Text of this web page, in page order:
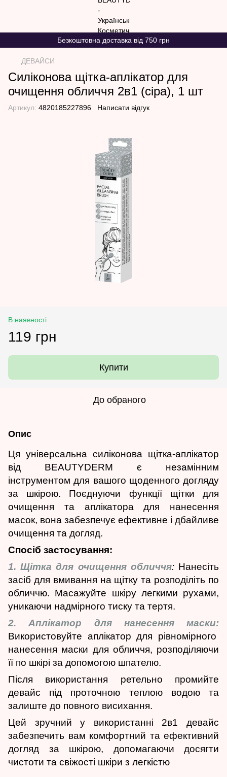
Безкоштовна доставка від 750 грн
ДЕВАЙСИ
Силіконова щітка-аплікатор для
очищення обличчя 2в1 (сіра), 1 шт
Артикул: 4820185227896 Написати відгук
В наявності
119 грн
Купити
До обраного
Опис
Ця універсальна силіконова щітка-аплікатор
від BEAUTYDERM є незамінним
інструментом для вашого щоденного догляду
за шкірою. Поєднуючи функції щітки для
очищення та аплікатора для нанесення
масок, вона забезпечує ефективне і дбайливе
очищення та догляд.
Спосіб застосування:
1. Щітка для очищення обличчя:Нанесіть
засіб для вмивання на щітку та розподіліть по
обличчю. Масажуйте шкіру легкими рухами,
уникаючи надмірного тиску та тертя.
2. Аплікатор для нанесення маски:
Використовуйте аплікатор для рівномірного
нанесення маски для обличчя, розподіляючи
її по шкірі за допомогою шпателю.
Після використання ретельно промийте
девайс під проточною теплою водою та
залиште до повного висихання.
Цей зручний у використанні 2в1 девайс
забезпечить вам комфортний та ефективний
догляд за шкірою, допомагаючи досягти
чистоти та свіжості шкіри з легкістю